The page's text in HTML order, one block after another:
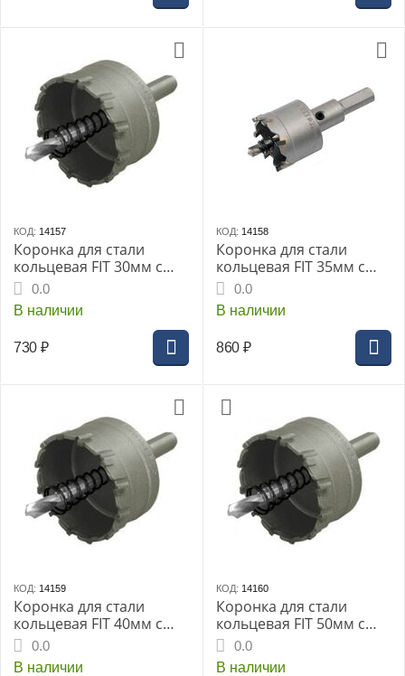
КОД: 14157
Коронка для стали
кольцевая FIT 30мм с
карбидными вставками
Профи
0.0
В наличии
730 ₽
КОД: 14158
Коронка для стали
кольцевая FIT 35мм с
карбидными вставками
Профи
0.0
В наличии
860 ₽
КОД: 14159
Коронка для стали
кольцевая FIT 40мм с
карбидными вставками
Профи
0.0
В наличии
КОД: 14160
Коронка для стали
кольцевая FIT 50мм с
карбидными вставками
Профи
0.0
В наличии